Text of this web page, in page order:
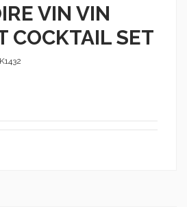
VIN VIN
COCKTAIL SET